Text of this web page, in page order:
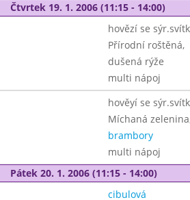
Čtvrtek 19. 1. 2006 (11:15 - 14:00)
hovězí se
Přírodní roštěná,
dušená rýže
multi nápoj
hověyí se
Míchaná
brambory
multi nápoj
Pátek 20. 1. 2006 (11:15 - 14:00)
cibulová